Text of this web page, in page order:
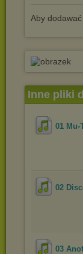
Aby
Inne pliki
01 Mu-
02
03